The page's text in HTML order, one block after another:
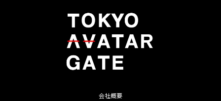
会社概要